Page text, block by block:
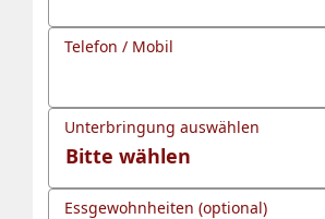
Telefon / Mobil
Unterbringung auswählen
Essgewohnheiten (optional)